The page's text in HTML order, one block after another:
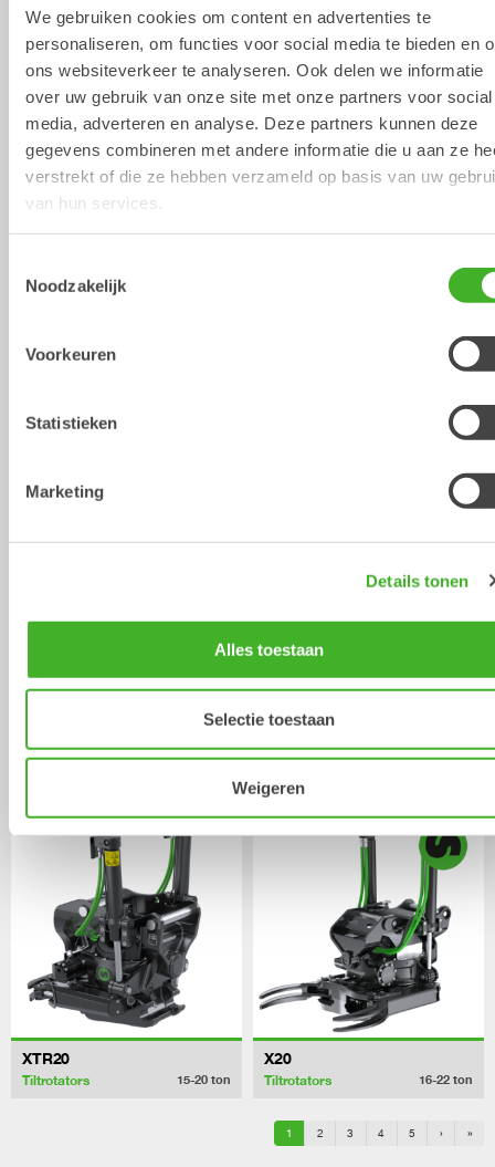
We gebruiken cookies om content en advertenties te
personaliseren, om functies voor social media te bieden en
ons websiteverkeer te analyseren. Ook delen we informatie
over uw gebruik van onze site met onze partners voor social
media, adverteren en analyse. Deze partners kunnen deze
gegevens combineren met andere informatie die u aan ze
verstrekt of die ze hebben verzameld op basis van uw
van hun services.
Noodzakelijk
Voorkeuren
Statistieken
Marketing
Details tonen
Alles toestaan
Selectie toestaan
Weigeren
XTR10
Tiltrotators 6-10
X12
Tiltrotators ton
ton
XTR15 X18
XTR20
Tiltrotators 15-20 ton
X20
Tiltrotators 16-22 ton
1 2 3 4 5 › »